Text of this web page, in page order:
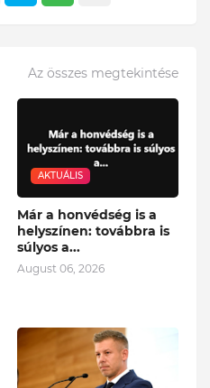
Az összes megtekintése
AKTUÁLIS
Már a honvédség is a
helyszínen: továbbra is
súlyos a...
August 06, 2026